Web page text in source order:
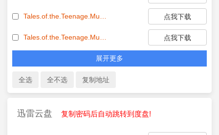
点我下载
点我下载
展开更多
迅雷云盘 复制密码后自动跳转到度盘!